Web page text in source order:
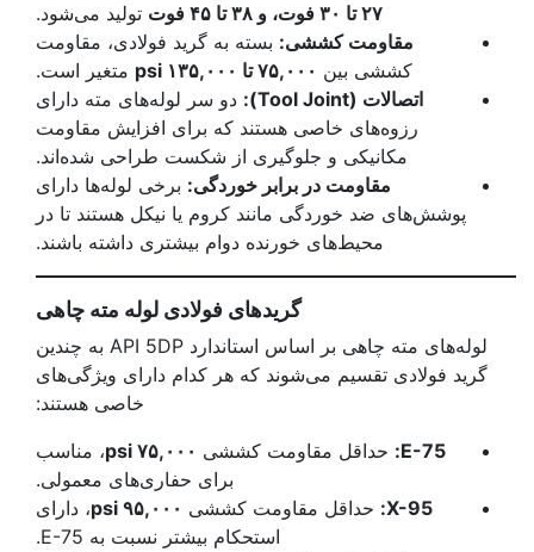
۲۷ تا ۳۰ فوت، و ۳۸ تا ۴۵ فوت
تولید می‌شود.
مقاومت کششی: بسته به گرید فولادی، مقاومت
کششی بین ۷۵,۰۰۰ تا ۱۳۵,۰۰۰
متغیر است.
اتصالات (Tool Joint):
دو سر لوله‌های مته دارای
رزوه‌های خاصی هستند که برای افزایش مقاومت
مکانیکی و جلوگیری از شکست طراحی شده‌اند.
مقاومت در برابر خوردگی: برخی لوله‌ها دارای
پوشش‌های ضد خوردگی مانند کروم یا نیکل هستند تا در
محیط‌های خورنده دوام بیشتری داشته باشند.
گریدهای فولادی لوله مته چاهی
لوله‌های مته چاهی بر اساس استاندارد API 5DP به چندین
گرید فولادی تقسیم می‌شوند که هر کدام دارای ویژگی‌های
خاصی هستند:
E-75: حداقل مقاومت کششی ۷۵,۰۰۰
، مناسب
برای حفاری‌های معمولی.
X-95: حداقل مقاومت کششی ۹۵,۰۰۰
، دارای
استحکام بیشتر نسبت به E-75.